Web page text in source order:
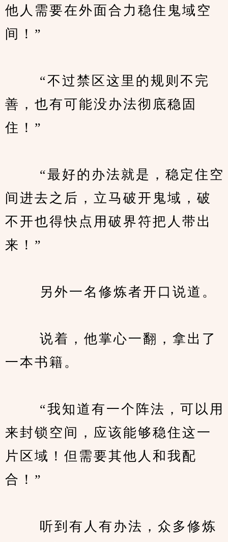
他人需要在外面合力稳住鬼域空
间！”
“不过禁区这里的规则不完
善，也有可能没办法彻底稳固
住！”
“最好的办法就是，稳定住空
间进去之后，立马破开鬼域，破
不开也得快点用破界符把人带出
来！”
另外一名修炼者开口说道。
说着，他掌心一翻，拿出了
一本书籍。
“我知道有一个阵法，可以用
来封锁空间，应该能够稳住这一
片区域！但需要其他人和我配
合！”
听到有人有办法，众多修炼